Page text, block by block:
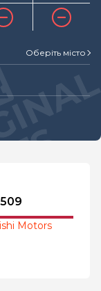
Оберіть місто
Motors